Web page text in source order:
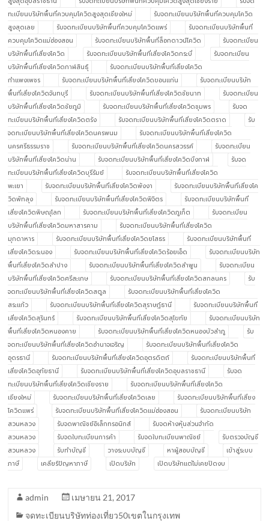
ทะเบียนบริษัทพื้นที่ควบคุมโควิดสูงสุดเชียงใหม่
รับจดทะเบียนบริษัทพื้นที่ควบคุมโควิด
สูงสุดเลย
รับจดทะเบียนบริษัทพื้นที่ควบคุมโควิดแพร่
รับจดทะเบียนบริษัทพื้นที่
ควบคุมโควิดแม่ฮ่องสอน
รับจดทะเบียนบริษัทพื้นที่ล็อกดาวน์โควิด
รับจดทะเบียน
บริษัทพื้นที่เสี่ยงโควิด
รับจดทะเบียนบริษัทพื้นที่เสี่ยงโควิดกระบี่
รับจดทะเบียน
บริษัทพื้นที่เสี่ยงโควิดกาฬสินธุ์
รับจดทะเบียนบริษัทพื้นที่เสี่ยงโควิด
กำแพงเพชร
รับจดทะเบียนบริษัทพื้นที่เสี่ยงโควิดขอนแก่น
รับจดทะเบียนบริษัท
พื้นที่เสี่ยงโควิดจันทบุรี
รับจดทะเบียนบริษัทพื้นที่เสี่ยงโควิดชัยนาท
รับจดทะเบียน
บริษัทพื้นที่เสี่ยงโควิดชัยภูมิ
รับจดทะเบียนบริษัทพื้นที่เสี่ยงโควิดชุมพร
รับจด
ทะเบียนบริษัทพื้นที่เสี่ยงโควิดตรัง
รับจดทะเบียนบริษัทพื้นที่เสี่ยงโควิดตราด
รับ
จดทะเบียนบริษัทพื้นที่เสี่ยงโควิดนครพนม
รับจดทะเบียนบริษัทพื้นที่เสี่ยงโควิด
นครศรีธรรมราช
รับจดทะเบียนบริษัทพื้นที่เสี่ยงโควิดนครสวรรค์
รับจดทะเบียน
บริษัทพื้นที่เสี่ยงโควิดน่าน
รับจดทะเบียนบริษัทพื้นที่เสี่ยงโควิดบึงกาฬ
รับจด
ทะเบียนบริษัทพื้นที่เสี่ยงโควิดบุรีรัมย์
รับจดทะเบียนบริษัทพื้นที่เสี่ยงโควิด
พะเยา
รับจดทะเบียนบริษัทพื้นที่เสี่ยงโควิดพังงา
รับจดทะเบียนบริษัทพื้นที่เสี่ยงโค
วิดพัทลุง
รับจดทะเบียนบริษัทพื้นที่เสี่ยงโควิดพิจิตร
รับจดทะเบียนบริษัทพื้นที่
เสี่ยงโควิดพิษณุโลก
รับจดทะเบียนบริษัทพื้นที่เสี่ยงโควิดภูเก็ต
รับจดทะเบียน
บริษัทพื้นที่เสี่ยงโควิดมหาสารคาม
รับจดทะเบียนบริษัทพื้นที่เสี่ยงโควิด
มุกดาหาร
รับจดทะเบียนบริษัทพื้นที่เสี่ยงโควิดยโสธร
รับจดทะเบียนบริษัทพื้นที่
เสี่ยงโควิดระนอง
รับจดทะเบียนบริษัทพื้นที่เสี่ยงโควิดร้อยเอ็ด
รับจดทะเบียนบริษัท
พื้นที่เสี่ยงโควิดลำปาง
รับจดทะเบียนบริษัทพื้นที่เสี่ยงโควิดลำพูน
รับจดทะเบียน
บริษัทพื้นที่เสี่ยงโควิดศรีสะเกษ
รับจดทะเบียนบริษัทพื้นที่เสี่ยงโควิดสกลนคร
รับ
จดทะเบียนบริษัทพื้นที่เสี่ยงโควิดสตูล
รับจดทะเบียนบริษัทพื้นที่เสี่ยงโควิด
สระแก้ว
รับจดทะเบียนบริษัทพื้นที่เสี่ยงโควิดสุราษฎ์ธานี
รับจดทะเบียนบริษัทพื้นที่
เสี่ยงโควิดสุรินทร์
รับจดทะเบียนบริษัทพื้นที่เสี่ยงโควิดสุโขทัย
รับจดทะเบียนบริษัท
พื้นที่เสี่ยงโควิดหนองคาย
รับจดทะเบียนบริษัทพื้นที่เสี่ยงโควิดหนองบัวลำภู
รับ
จดทะเบียนบริษัทพื้นที่เสี่ยงโควิดอำนาจเจริญ
รับจดทะเบียนบริษัทพื้นที่เสี่ยงโควิด
อุดรธานี
รับจดทะเบียนบริษัทพื้นที่เสี่ยงโควิดอุตรดิตถ์
รับจดทะเบียนบริษัทพื้นที่
เสี่ยงโควิดอุทัยธานี
รับจดทะเบียนบริษัทพื้นที่เสี่ยงโควิดอุบลราชธานี
รับจด
ทะเบียนบริษัทพื้นที่เสี่ยงโควิดเชียงราย
รับจดทะเบียนบริษัทพื้นที่เสี่ยงโควิด
เชียงใหม่
รับจดทะเบียนบริษัทพื้นที่เสี่ยงโควิดเลย
รับจดทะเบียนบริษัทพื้นที่เสี่ยง
โควิดแพร่
รับจดทะเบียนบริษัทพื้นที่เสี่ยงโควิดแม่ฮ่องสอน
รับจดทะเบียนบริษัท
สวนหลวง
รับจดพาณิชย์อิเล็กทรอนิกส์
รับจดห้างหุ้นส่วนจำกัด
สวนหลวง
รับจดใบทะเบียนการค้า รับจดใบทะเบียนพาณิชย์
รับตรวจบัญชี
สวนหลวง
รับทำบัญชี วางระบบบัญชี หาผู้สอบบัญชี
เข้าสู่ระบบ
ภาษี
เคลียร์ปัญหาภาษี เปิดบริษัท เปิดบริษัทแต่ไม่เคยปิดงบ
admin
เมษายน 21, 2017
จดทะเบียนบริษัทท่องเที่ยว50เขตในกรุงเทพ